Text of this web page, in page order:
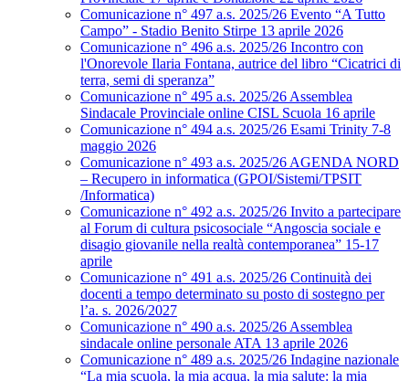
Comunicazione n° 497 a.s. 2025/26 Evento “A Tutto
Campo” - Stadio Benito Stirpe 13 aprile 2026
Comunicazione n° 496 a.s. 2025/26 Incontro con
l'Onorevole Ilaria Fontana, autrice del libro “Cicatrici di
terra, semi di speranza”
Comunicazione n° 495 a.s. 2025/26 Assemblea
Sindacale Provinciale online CISL Scuola 16 aprile
Comunicazione n° 494 a.s. 2025/26 Esami Trinity 7-8
maggio 2026
Comunicazione n° 493 a.s. 2025/26 AGENDA NORD
– Recupero in informatica (GPOI/Sistemi/TPSIT
/Informatica)
Comunicazione n° 492 a.s. 2025/26 Invito a partecipare
al Forum di cultura psicosociale “Angoscia sociale e
disagio giovanile nella realtà contemporanea” 15-17
aprile
Comunicazione n° 491 a.s. 2025/26 Continuità dei
docenti a tempo determinato su posto di sostegno per
l’a. s. 2026/2027
Comunicazione n° 490 a.s. 2025/26 Assemblea
sindacale online personale ATA 13 aprile 2026
Comunicazione n° 489 a.s. 2025/26 Indagine nazionale
“La mia scuola, la mia acqua, la mia salute: la mia